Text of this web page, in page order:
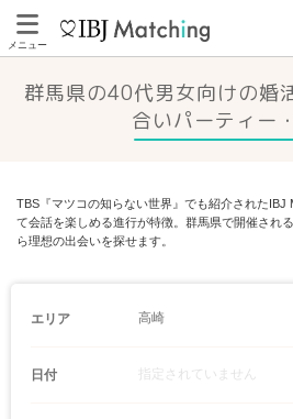
メニュー
群馬県の40代男女向けの婚
合いパーティー
TBS『マツコの知らない世界』でも紹介されたIBJ
て会話を楽しめる進行が特徴。群馬県で開催され
ら理想の出会いを探せます。
エリア 高崎
日付 指定されていません